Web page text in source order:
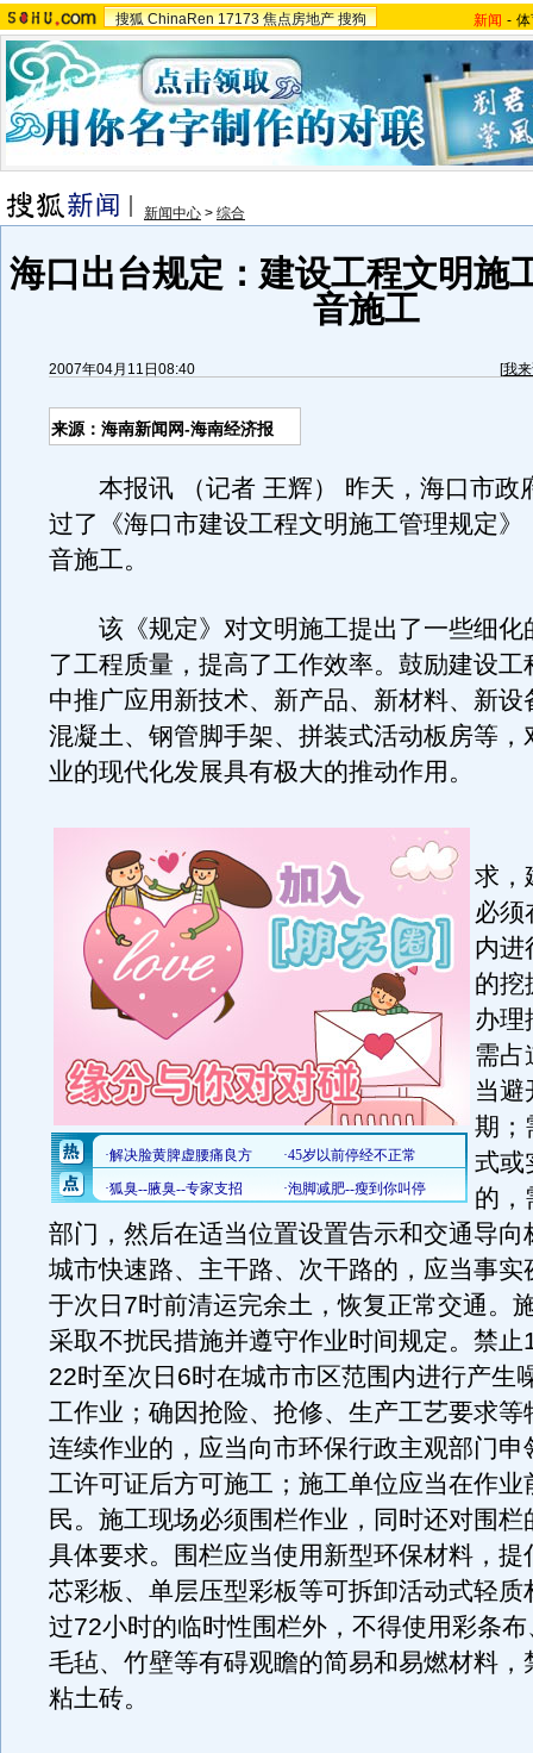
搜狐 ChinaRen 17173 焦点房地产 搜狗 新闻 -
新闻中心 > 综合
海口出台规定：建设工程文明施
音施工
2007年04月11日08:40 [我
来源：海南新闻网-海南经济报
本报讯 （记者 王辉） 昨天，海口市政
过了《海口市建设工程文明施工管理规定》
音施工。
该《规定》对文明施工提出了一些细化
了工程质量，提高了工作效率。鼓励建设工
中推广应用新技术、新产品、新材料、新设
混凝土、钢管脚手架、拼装式活动板房等，
业的现代化发展具有极大的推动作用。
求，
必须
内进
的挖
办理
需占
当避
期；
式或
的，
部门，然后在适当位置设置告示和交通导向
城市快速路、主干路、次干路的，应当事实
于次日7时前清运完余土，恢复正常交通。
采取不扰民措施并遵守作业时间规定。禁
22时至次日6时在城市市区范围内进行产生
工作业；确因抢险、抢修、生产工艺要求等
连续作业的，应当向市环保行政主观部门申
工许可证后方可施工；施工单位应当在作业
民。施工现场必须围栏作业，同时还对围栏
具体要求。围栏应当使用新型环保材料，提
芯彩板、单层压型彩板等可拆卸活动式轻质
过72小时的临时性围栏外，不得使用彩条
毛毡、竹壁等有碍观瞻的简易和易燃材料，
粘土砖。